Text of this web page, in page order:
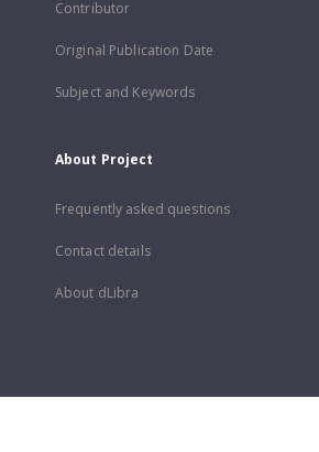
Contributor
Original Publication Date
Subject and Keywords
About Project
Frequently asked questions
Contact details
About dLibra